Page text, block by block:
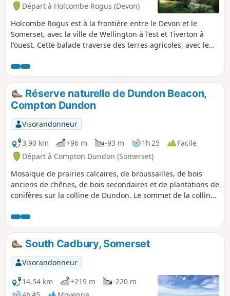
Départ à Holcombe Rogus (Devon)
Holcombe Rogus est à la frontière entre le Devon et le
Somerset, avec la ville de Wellington à l'est et Tiverton à
l'ouest. Cette balade traverse des terres agricoles, avec le
sud.
Réserve naturelle de Dundon Beacon,
Compton Dundon
Visorandonneur
3,90 km
+96 m -93 m 1h 25
Facile
Départ à Compton Dundon (Somerset)
Mosaïque de prairies calcaires, de broussailles, de bois
anciens de chênes, de bois secondaires et de plantations de
conifères sur la colline de Dundon. Le sommet de la colline
notamment un fort, un tumulus de l'âge du bronze et une
ancienne carrière.
South Cadbury, Somerset
Visorandonneur
14,54 km
+219 m
-220 m